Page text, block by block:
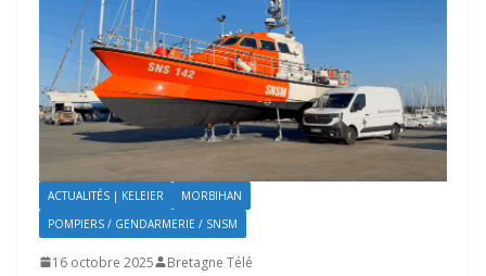
ACTUALITÉS | KELEIER
MORBIHAN
POMPIERS / GENDARMERIE / SNSM
16 octobre 2025 Bretagne Télé